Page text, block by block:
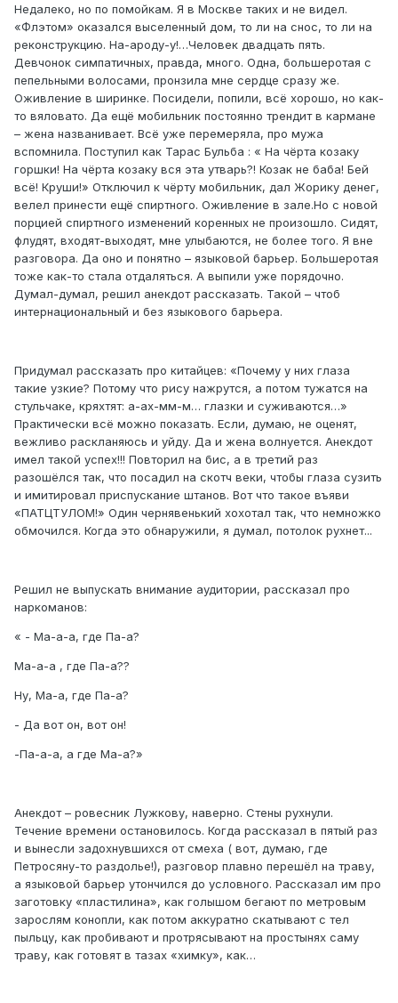
Недалеко, но по помойкам. Я в Москве таких и не видел.
«Флэтом» оказался выселенный дом, то ли на снос, то ли на
реконструкцию. На-ароду-у!…Человек двадцать пять.
Девчонок симпатичных, правда, много. Одна, большеротая с
пепельными волосами, пронзила мне сердце сразу же.
Оживление в ширинке. Посидели, попили, всё хорошо, но как-
то вяловато. Да ещё мобильник постоянно трендит в кармане
– жена названивает. Всё уже перемеряла, про мужа
вспомнила. Поступил как Тарас Бульба : « На чёрта козаку
горшки! На чёрта козаку вся эта утварь?! Козак не баба! Бей
всё! Круши!» Отключил к чёрту мобильник, дал Жорику денег,
велел принести ещё спиртного. Оживление в зале.Но с новой
порцией спиртного изменений коренных не произошло. Сидят,
флудят, входят-выходят, мне улыбаются, не более того. Я вне
разговора. Да оно и понятно – языковой барьер. Большеротая
тоже как-то стала отдаляться. А выпили уже порядочно.
Думал-думал, решил анекдот рассказать. Такой – чтоб
интернациональный и без языкового барьера.
Придумал рассказать про китайцев: «Почему у них глаза
такие узкие? Потому что рису нажрутся, а потом тужатся на
стульчаке, кряхтят: а-ах-мм-м… глазки и суживаются…»
Практически всё можно показать. Если, думаю, не оценят,
вежливо раскланяюсь и уйду. Да и жена волнуется. Анекдот
имел такой успех!!! Повторил на бис, а в третий раз
разошёлся так, что посадил на скотч веки, чтобы глаза сузить
и имитировал приспускание штанов. Вот что такое въяви
«ПАТЦТУЛОМ!» Один чернявенький хохотал так, что немножко
обмочился. Когда это обнаружили, я думал, потолок рухнет...
Решил не выпускать внимание аудитории, рассказал про
наркоманов:
« - Ма-а-а, где Па-а?
Ма-а-а , где Па-а??
Ну, Ма-а, где Па-а?
- Да вот он, вот он!
-Па-а-а, а где Ма-а?»
Анекдот – ровесник Лужкову, наверно. Стены рухнули.
Течение времени остановилось. Когда рассказал в пятый раз
и вынесли задохнувшихся от смеха ( вот, думаю, где
Петросяну-то раздолье!), разговор плавно перешёл на траву,
а языковой барьер утончился до условного. Рассказал им про
заготовку «пластилина», как голышом бегают по метровым
зарослям конопли, как потом аккуратно скатывают с тел
пыльцу, как пробивают и протрясывают на простынях саму
траву, как готовят в тазах «химку», как…